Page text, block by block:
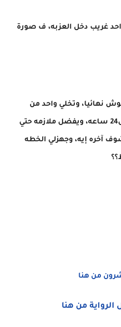
غريب دخل العزبه، ف صورة
نهائيا، وتخلي واحد من
الشباب يحطو تحت عنيه ال24 ساعه، ويفضل ملازمه حتي
آخره إيه، وجهزلي الخطه
من هنا
من هنا